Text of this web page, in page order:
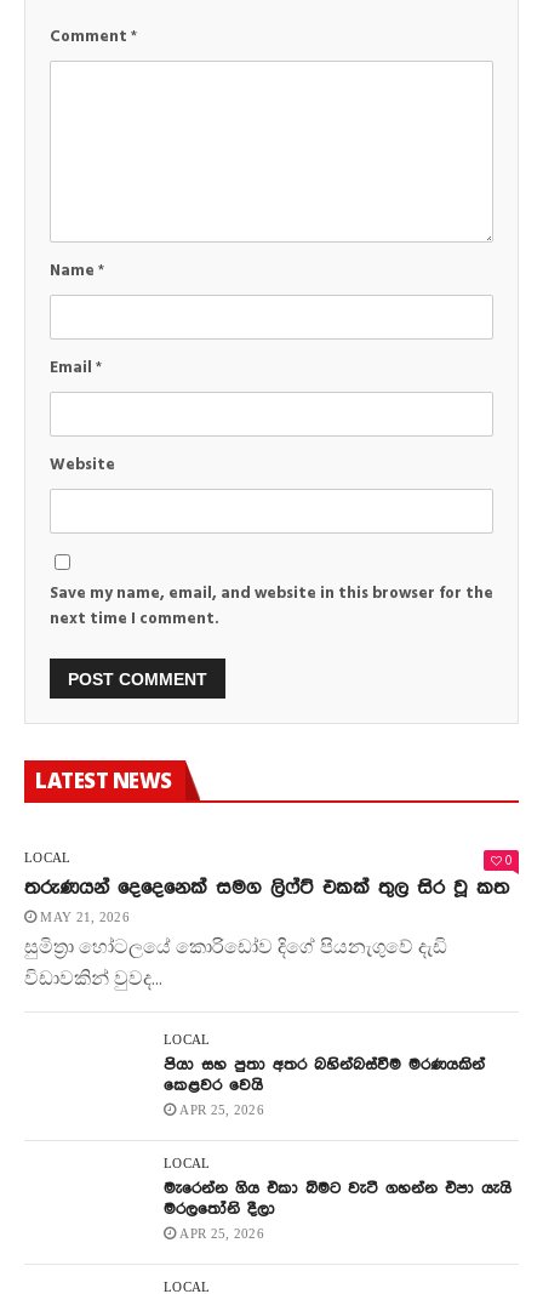
Comment*
Name*
Email*
Website
Save my name, email, and website in this browser for the
next time I comment.
LATEST NEWS
LOCAL 0
තරුණයන් දෙදෙනෙක් සමග ලිෆ්ට් එකක් තුල සිර වූ කත
MAY 21, 2026
සුමිත්‍රා හෝටලයේ කොරිඩෝව දිගේ පියනැගුවේ දැඩි
විඩාවකින් වුවද...
LOCAL
පියා සහ පුතා අතර බහින්බස්වීම මරණයකින්
කෙළවර වෙයි
APR 25, 2026
LOCAL
මැරෙන්න ගිය එකා බිමට වැටී ගහන්න එපා යැයි
මරලතෝනි දීලා
APR 25, 2026
LOCAL